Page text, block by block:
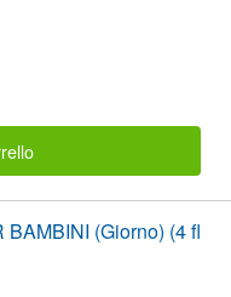
(Giorno) (4 fl